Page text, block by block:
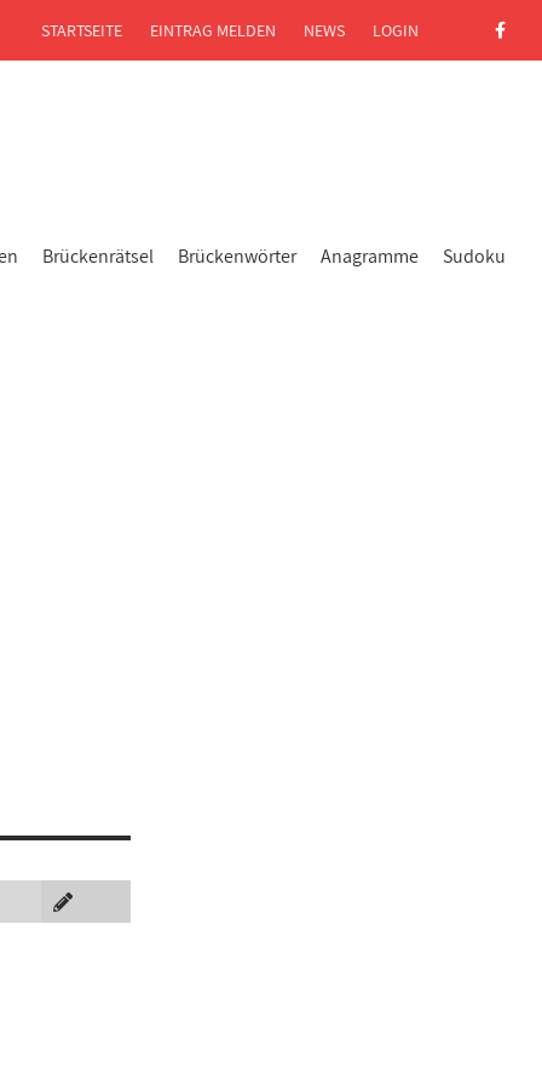
Brückenrätsel Brückenwörter Anagramme Sudoku
STARTSEITE EINTRAG MELDEN NEWS LOGIN